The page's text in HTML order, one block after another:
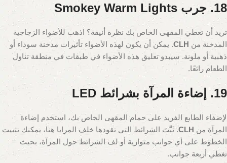
18. جرب Smokey Warm Lights
تريد أن تعطي المقهى الخاص بك نظرة أنيقة؟ اذهب للأضواء الزجاجية
المدخنة من CLH. يمكن أن يكون لهذه الأضواء تأثيرات مدخنة سوداء أو
ذهبية أو ملونة. سيبدو تعليق هذه الأضواء في طبقات في منطقة تناول
الطعام رائعًا.
19. إضاءة المرآة بشرائط LED
لإضفاء الطابع الفريد على حمام المقهى الخاص بك، استخدم إضاءة
المرآة من CLH. ثَبَّتَ الشرائط التي تقودها خلف المرايا هنا، يمكنك تثبيت
الخطوط على أي جوانب متوازية أو لف الشرائط حول المرآة، بحيث
تغطي أربعة جوانب.